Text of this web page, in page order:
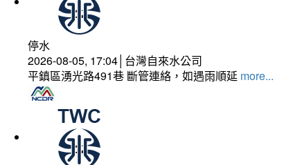
停水
2026-08-05, 17:04│台灣自來水公司
平鎮區湧光路491巷 斷管連絡，如遇雨順延 more...